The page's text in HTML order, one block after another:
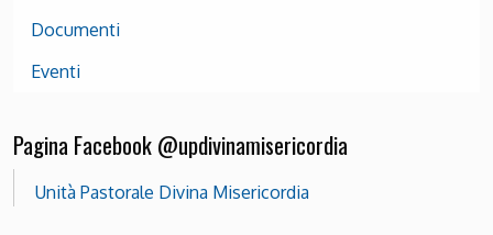
Documenti
Eventi
Pagina Facebook @updivinamisericordia
Unità Pastorale Divina Misericordia